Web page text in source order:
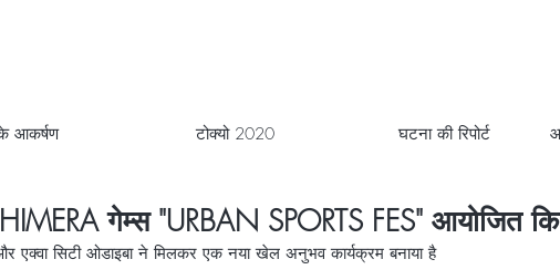
आकर्षण टोक्यो 2020 घटना की रिपोर्ट
गेम्स "URBAN SPORTS FES" आयोजित
एक्वा सिटी ओडाइबा ने मिलकर एक नया खेल अनुभव कार्यक्रम बनाया है